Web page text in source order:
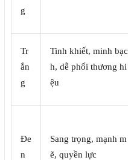
g
Tr
ắn
g
Tinh khiết, minh bạc
h, dễ phối thương hi
ệu
Đe
n
Sang trọng, mạnh m
ẽ, quyền lực